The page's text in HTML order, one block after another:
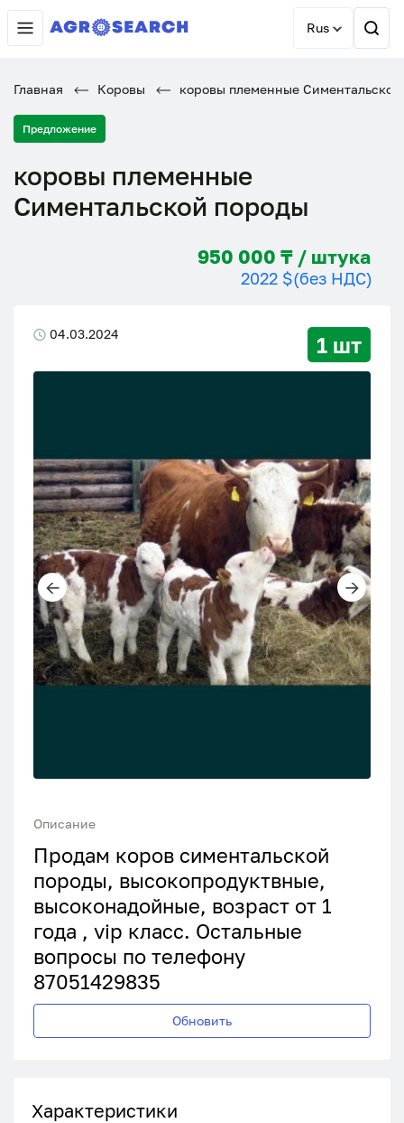
Rus
Главная Коровы коровы племенные
Предложение
коровы племенные
Симентальской породы
950 000 ₸ / штука
2022 $(без НДС)
04.03.2024 1 шт
Описание
Продам коров симентальской
породы, высокопродуктвные,
высоконадойные, возраст от 1
года , vip класс. Остальные
вопросы по телефону
87051429835
Обновить
Характеристики